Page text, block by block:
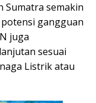
Sumatra semakin
gangguan
juga
sesuai
Listrik atau